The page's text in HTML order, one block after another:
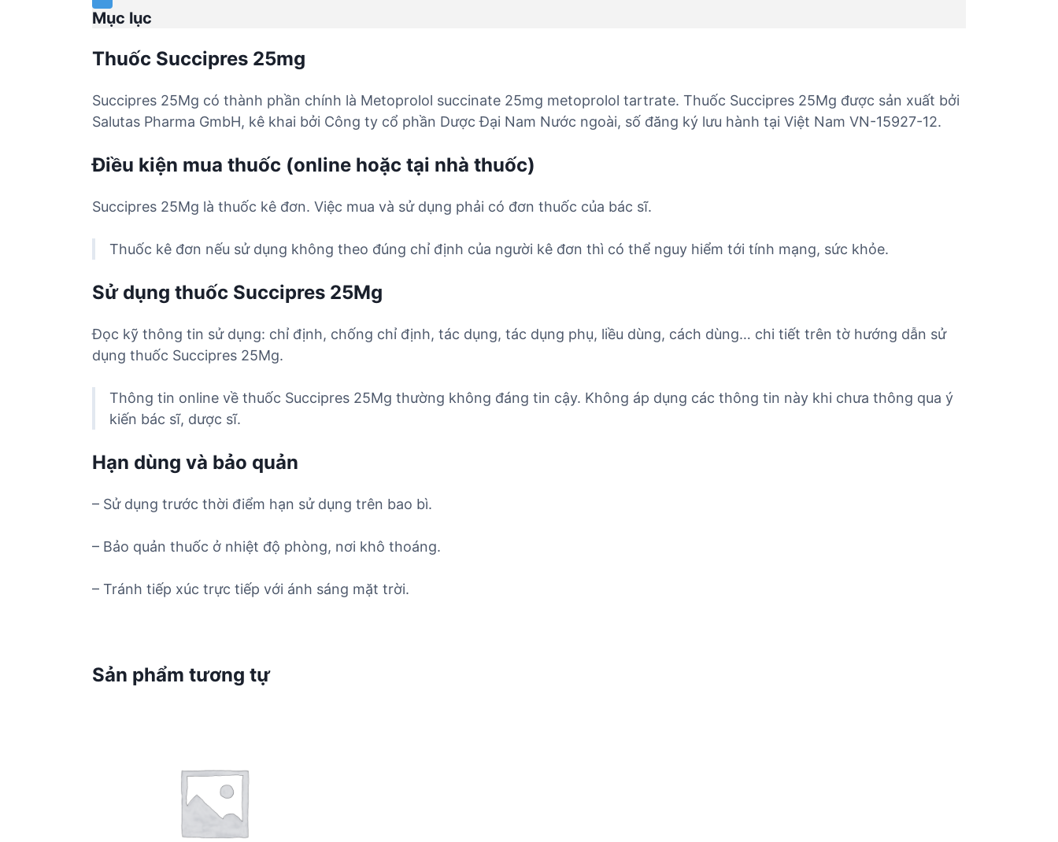
Mục lục
Thuốc Succipres 25mg
Succipres 25Mg có thành phần chính là Metoprolol succinate 25mg metoprolol tartrate. Thuốc Succipres 25Mg được sản xuất bởi
Salutas Pharma GmbH, kê khai bởi Công ty cổ phần Dược Đại Nam Nước ngoài, số đăng ký lưu hành tại Việt Nam VN-15927-12.
Điều kiện mua thuốc (online hoặc tại nhà thuốc)
Succipres 25Mg là thuốc kê đơn. Việc mua và sử dụng phải có đơn thuốc của bác sĩ.
Thuốc kê đơn nếu sử dụng không theo đúng chỉ định của người kê đơn thì có thể nguy hiểm tới tính mạng, sức khỏe.
Sử dụng thuốc Succipres 25Mg
Đọc kỹ thông tin sử dụng: chỉ định, chống chỉ định, tác dụng, tác dụng phụ, liều dùng, cách dùng… chi tiết trên tờ hướng dẫn sử
dụng thuốc Succipres 25Mg.
Thông tin online về thuốc Succipres 25Mg thường không đáng tin cậy. Không áp dụng các thông tin này khi chưa thông qua ý
kiến bác sĩ, dược sĩ.
Hạn dùng và bảo quản
– Sử dụng trước thời điểm hạn sử dụng trên bao bì.
– Bảo quản thuốc ở nhiệt độ phòng, nơi khô thoáng.
– Tránh tiếp xúc trực tiếp với ánh sáng mặt trời.
Sản phẩm tương tự